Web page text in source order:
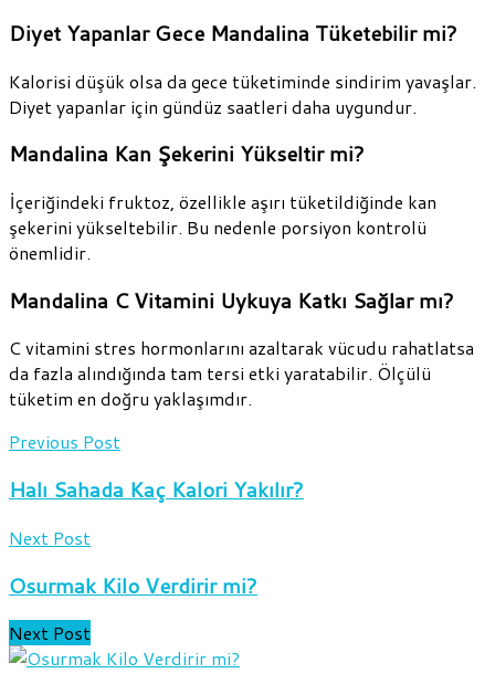
Diyet Yapanlar Gece Mandalina Tüketebilir mi?
Kalorisi düşük olsa da gece tüketiminde sindirim yavaşlar.
Diyet yapanlar için gündüz saatleri daha uygundur.
Mandalina Kan Şekerini Yükseltir mi?
İçeriğindeki fruktoz, özellikle aşırı tüketildiğinde kan
şekerini yükseltebilir. Bu nedenle porsiyon kontrolü
önemlidir.
Mandalina C Vitamini Uykuya Katkı Sağlar mı?
C vitamini stres hormonlarını azaltarak vücudu rahatlatsa
da fazla alındığında tam tersi etki yaratabilir. Ölçülü
tüketim en doğru yaklaşımdır.
Previous Post
Halı Sahada Kaç Kalori Yakılır?
Next Post
Osurmak Kilo Verdirir mi?
Next Post